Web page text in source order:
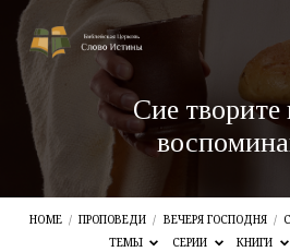
Сие
HOME / ПРОПОВЕДИ / ВЕЧЕРЯ ГОСПОДНЯ /
ТЕМЫ
СЕРИИ КНИГИ